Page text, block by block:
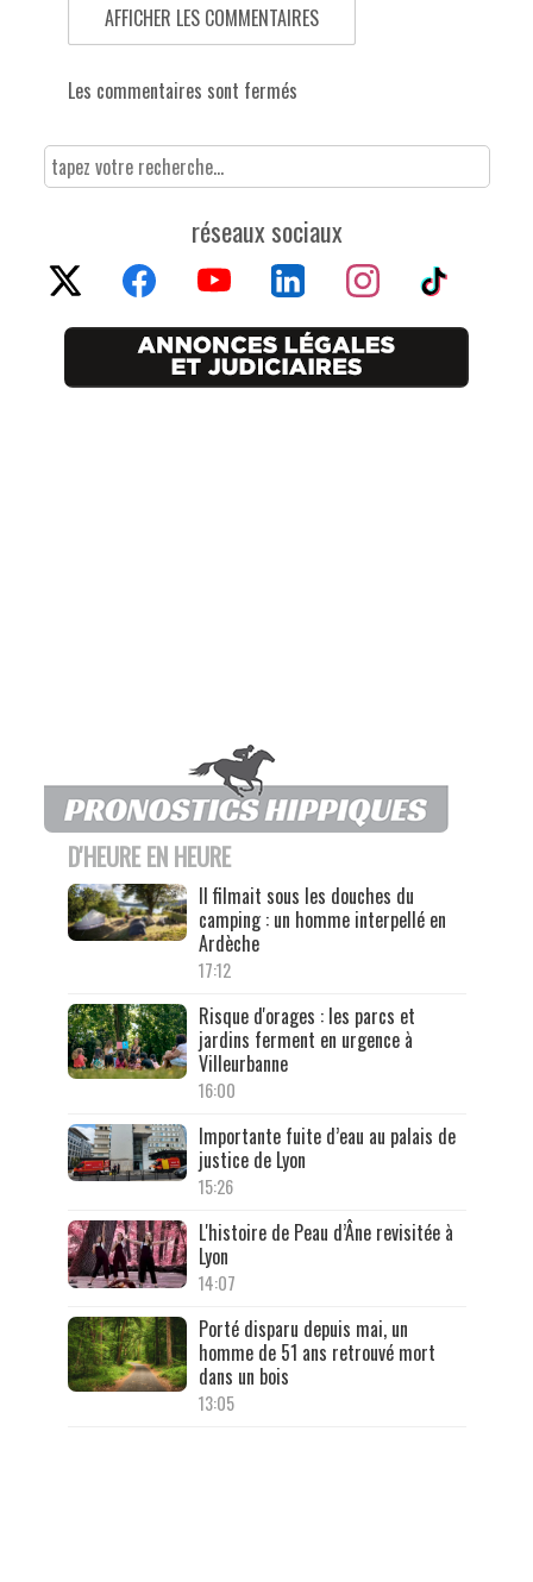
AFFICHER LES COMMENTAIRES
Les commentaires sont fermés
réseaux sociaux
D'HEURE EN HEURE
Il filmait sous les douches du
camping : un homme interpellé en
Ardèche
17:12
Risque d'orages : les parcs et
jardins ferment en urgence à
Villeurbanne
16:00
Importante fuite d’eau au palais de
justice de Lyon
15:26
L'histoire de Peau d’Âne revisitée à
Lyon
14:07
Porté disparu depuis mai, un
homme de 51 ans retrouvé mort
dans un bois
13:05